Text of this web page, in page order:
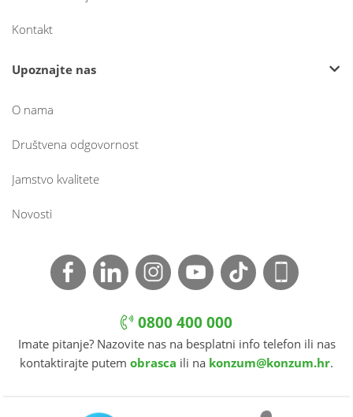
Kontakt
Upoznajte nas
O nama
Društvena odgovornost
Jamstvo kvalitete
Novosti
0800 400 000
Imate pitanje? Nazovite nas na besplatni info telefon ili nas
kontaktirajte putem obrasca ili na konzum@konzum.hr.